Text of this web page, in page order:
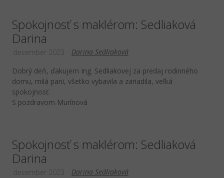
Spokojnosť s maklérom: Sedliaková
Darina
Darina Sedliaková
december 2023
Dobrý deň, ďakujem Ing. Sedliakovej za predaj rodinného
domu, milá pani, všetko vybavila a zariadila, veľká
spokojnosť.
S pozdravom Murínová
Spokojnosť s maklérom: Sedliaková
Darina
Darina Sedliaková
december 2023